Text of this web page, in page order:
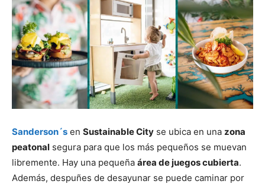
Sanderson´s en Sustainable City se ubica en una zona
peatonal segura para que los más pequeños se muevan
libremente. Hay una pequeña área de juegos cubierta.
Además, despuñes de desayunar se puede caminar por